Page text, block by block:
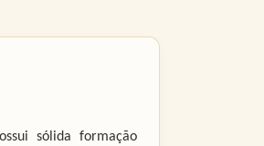
sólida formação